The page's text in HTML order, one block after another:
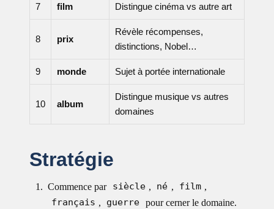
7 film Distingue cinéma vs autre art
8 prix
Révèle récompenses,
distinctions, Nobel…
9 monde Sujet à portée internationale
10 album
Distingue musique vs autres
domaines
Stratégie
Commence par siècle , né , film ,
français , guerre pour cerner le domaine.